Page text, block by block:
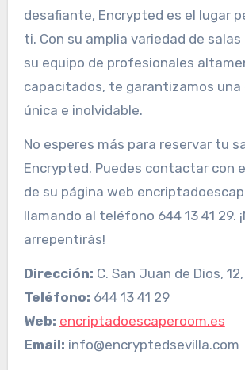
desafiante, Encrypted es el lugar
ti. Con su amplia variedad de
su equipo de profesionales
capacitados, te garantizamos una
única e inolvidable.
No esperes más para reservar tu
Encrypted. Puedes contactar con
de su página web
llamando al teléfono 644 13 41 29.
arrepentirás!
Dirección: C. San Juan de Dios,
Teléfono: 644 13 41 29
Web: encriptadoescaperoom.es
Email: info@encryptedsevilla.com